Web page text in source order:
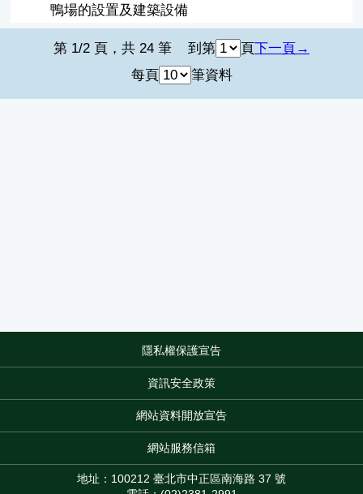
鴨場的設置及建築設備
第 1/2 頁，共 24 筆 到第 頁下一頁
每頁
筆資料
隱私權保護宣告
資訊安全政策
網站資料開放宣告
網站服務信箱
地址：100212 臺北市中正區南海路 37 號